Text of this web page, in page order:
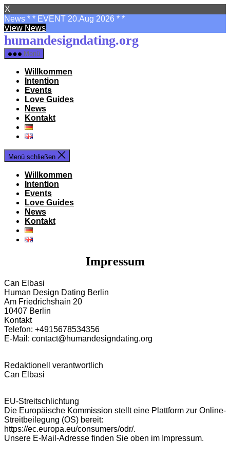
X
News * * EVENT 20.Aug 2026 * *
View News
Zum
Inhalt
springen
humandesigndating.org
Menü
Willkommen
Intention
Events
Love Guides
News
Kontakt
Menü schließen
Willkommen
Intention
Events
Love Guides
News
Kontakt
Impressum
Can Elbasi
Human Design Dating Berlin
Am Friedrichshain 20
10407 Berlin
Kontakt
Telefon: +4915678534356
E-Mail: contact@humandesigndating.org
Redaktionell verantwortlich
Can Elbasi
EU-Streitschlichtung
Die Europäische Kommission stellt eine Plattform zur Online-
Streitbeilegung (OS) bereit:
https://ec.europa.eu/consumers/odr/.
Unsere E-Mail-Adresse finden Sie oben im Impressum.